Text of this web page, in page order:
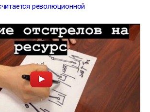
революционной